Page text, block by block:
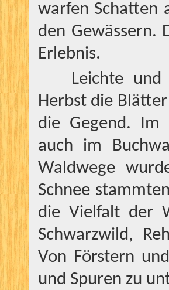
warfen Schatten
den Gewässern.
Erlebnis.
Leichte
Herbst die
die Gegend. Im
auch im
Waldwege
Schnee
die Vielfalt der
Schwarzwild,
Von Förstern
und Spuren zu